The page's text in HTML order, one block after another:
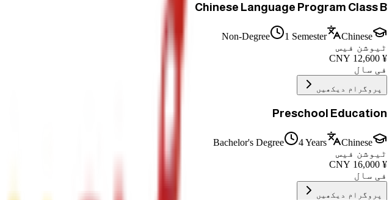
Chinese Language Program Class B
Non-Degree 1 Semester
Chinese
ٹیوشن فیس
¥
12,600
فی سال
پروگرام دیکھیں
Preschool Education
Bachelor's Degree 4 Years
Chinese
ٹیوشن فیس
¥
16,000
فی سال
پروگرام دیکھیں